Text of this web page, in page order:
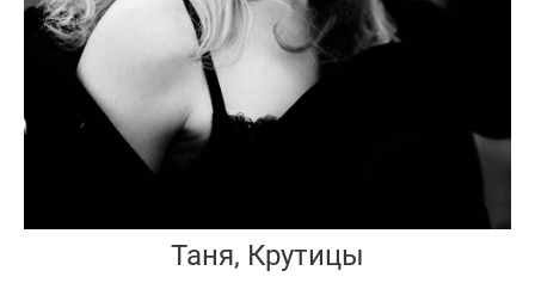
Таня, Крутицы